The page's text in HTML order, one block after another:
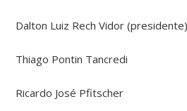
Dalton Luiz Rech Vidor (presidente)
Thiago Pontin Tancredi
Ricardo José Pfitscher